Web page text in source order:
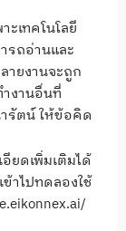
ะเทคโนโลยี
รถอ่านและ
ายงานจะถูก
งานอื่นที่
รัตน์ ให้ข้อคิด
ยดเพิ่มเติมได้
าไปทดลองใช้